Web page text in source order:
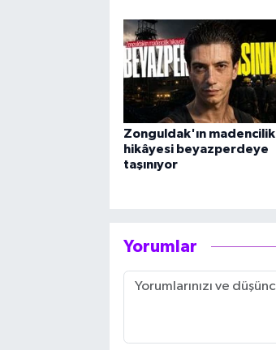
Zonguldak'ın madencilik
hikâyesi beyazperdeye
taşınıyor
Yorumlar